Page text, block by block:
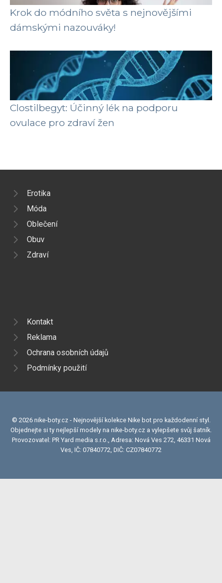
Krok do módního světa s nejnovějšími
dámskými nazouváky!
Clostilbegyt: Účinný lék na podporu
ovulace pro zdraví žen
Erotika
Móda
Oblečení
Obuv
Zdraví
Kontakt
Reklama
Ochrana osobních údajů
Podmínky použití
© 2026 nike-boty.cz - Nejnovější kolekce Nike bot pro každodenní styl.
Objednejte si ty nejlepší modely na nike-boty.cz a vylepšete svůj šatník.
Provozovatel: PR Yard media s.r.o., Adresa: Nová Ves 272, 46331 Nová
Ves, IČ: 07840772, DIČ: CZ07840772